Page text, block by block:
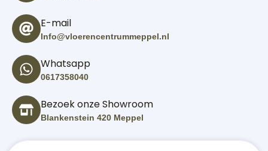
E-mail
Info@vloerencentrummeppel.nl
Whatsapp
0617358040
Bezoek onze Showroom
Blankenstein 420 Meppel